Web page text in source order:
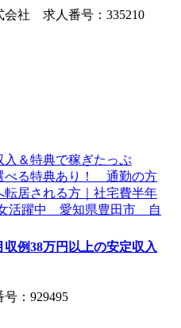
会社 求人番号：335210
収例38万円以上の安定収入
：929495